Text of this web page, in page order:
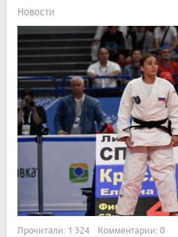
Новости
Прочитали: 1 324 Комментарии: 0